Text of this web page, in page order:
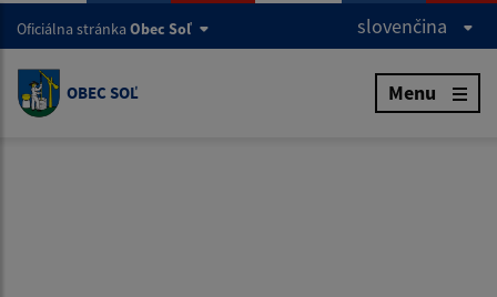
Oficiálna stránka Obec Soľ slovenčina
OBEC SOĽ Menu